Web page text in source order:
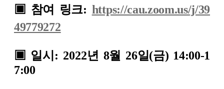
▣ 참여 링크: https://cau.zoom.us/j/39
49779272
▣ 일시 : 2022년 8월 26일(금) 14:00-1
7:00